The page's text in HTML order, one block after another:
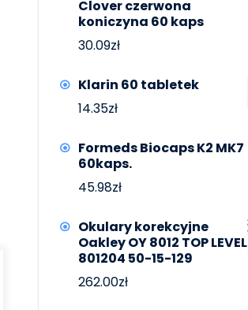
Clover czerwona
koniczyna 60 kaps
30.09zł
Klarin 60 tabletek
14.35zł
Formeds Biocaps K2 MK7
60kaps.
45.98zł
Okulary korekcyjne
Oakley OY 8012 TOP LEVEL
801204 50-15-129
262.00zł